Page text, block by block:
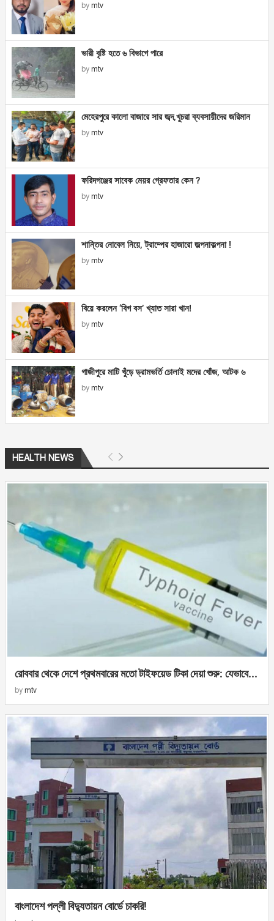
by mtv
ভারী বৃষ্টি হতে ৬ বিভাগে পারে
by mtv
মেহেরপুরে কালো বাজারে সার জব্দ,খুচরা ব্যবসায়ীদের জরিমান
by mtv
ফরিদগঞ্জের সাবেক মেয়র গ্রেফতার কেন ?
by mtv
শান্তির নোবেল নিয়ে, ট্রাম্পের হাজারো জল্পনাকল্পনা !
by mtv
বিয়ে করলেন ‘বিগ বস’ খ্যাত সারা খান!
by mtv
গাজীপুরে মাটি খুঁড়ে ড্রামভর্তি চোলাই মদের খোঁজ, আটক ৬
by mtv
HEALTH NEWS
রোববার থেকে দেশে প্রথমবারের মতো টাইফয়েড টিকা দেয়া শুরু: যেভাবে...
by mtv
বাংলাদেশ পল্লী বিদ্যুতায়ন বোর্ডে চাকরি!